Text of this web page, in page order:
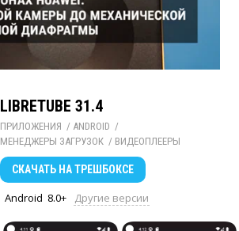
LIBRETUBE 31.4
ПРИЛОЖЕНИЯ / ANDROID /
МЕНЕДЖЕРЫ ЗАГРУЗОК / ВИДЕОПЛЕЕРЫ
СКАЧАТЬ НА ТРЕШБОКСЕ
Android 8.0+ Другие версии